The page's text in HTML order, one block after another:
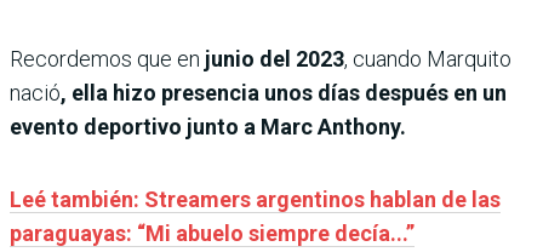
Recordemos que en junio del 2023, cuando Marquito
nació, ella hizo presencia unos días después en un
evento deportivo junto a Marc Anthony.
Leé también: Streamers argentinos hablan de las
paraguayas: “Mi abuelo siempre decía...”